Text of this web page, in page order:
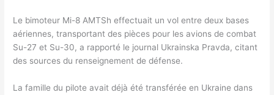
Le bimoteur Mi-8 AMTSh effectuait un vol entre deux bases
aériennes, transportant des pièces pour les avions de combat
Su-27 et Su-30, a rapporté le journal Ukrainska Pravda, citant
des sources du renseignement de défense.
La famille du pilote avait déjà été transférée en Ukraine dans